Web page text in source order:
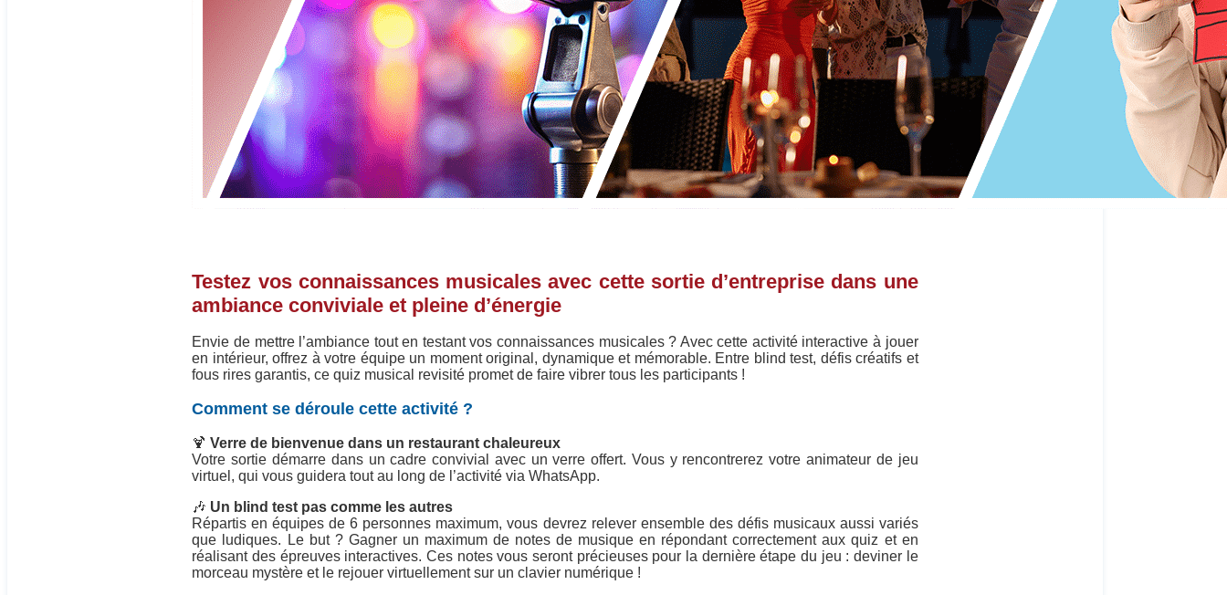
Testez vos connaissances musicales avec cette sortie d’entreprise dans une
ambiance conviviale et pleine d’énergie
Envie de mettre l’ambiance tout en testant vos connaissances musicales ? Avec cette activité interactive à jouer
en intérieur, offrez à votre équipe un moment original, dynamique et mémorable. Entre blind test, défis créatifs et
fous rires garantis, ce quiz musical revisité promet de faire vibrer tous les participants !
Comment se déroule cette activité ?
🍹Verre de bienvenue dans un restaurant chaleureux
Votre sortie démarre dans un cadre convivial avec un verre offert. Vous y rencontrerez votre animateur de jeu
virtuel, qui vous guidera tout au long de l’activité via WhatsApp.
🎶 Un blind test pas comme les autres
Répartis en équipes de 6 personnes maximum, vous devrez relever ensemble des défis musicaux aussi variés
que ludiques. Le but ? Gagner un maximum de notes de musique en répondant correctement aux quiz et en
réalisant des épreuves interactives. Ces notes vous seront précieuses pour la dernière étape du jeu : deviner le
morceau mystère et le rejouer virtuellement sur un clavier numérique !